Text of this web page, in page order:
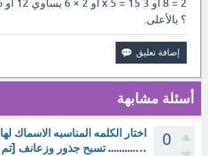
؟ بالأعلى.
أسئلة مشابهة
0
اختار الكلمه المناسبه الاسماك لها
….......... تسبح جذور وزعانف [تم